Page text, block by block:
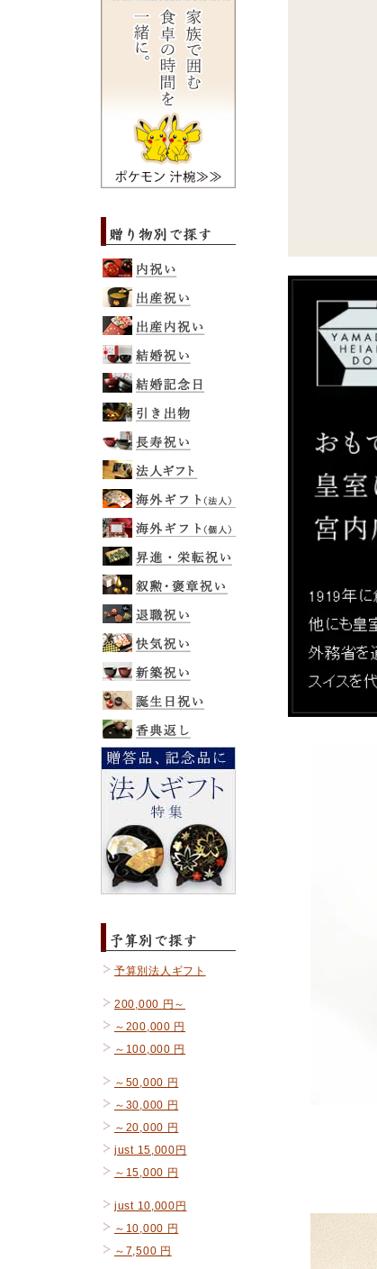
予算別法人ギフト
200,000 円～
～200,000 円
～100,000 円
～50,000 円
～30,000 円
～20,000 円
just 15,000円
～15,000 円
just 10,000円
～10,000 円
～7,500 円